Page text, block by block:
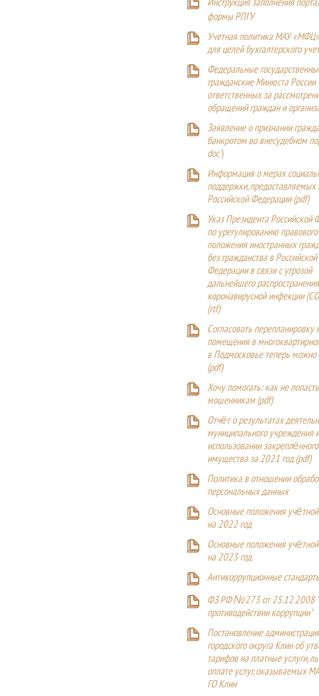
Инструкция заполнения
формы РПГУ
Учетная политика МАУ
для целей бухгалтерского
Федеральные
гражданские Минюста России
ответственных за
обращений граждан и
Заявление о признании
банкротом во внесудебном
doc)
Информация о мерах
поддержки,
Российской Федерации (pdf)
Указ Президента Российской
по урегулированию правового
положения иностранных
без гражданства в Российской
Федерации в связи с угрозой
дальнейшего
коронавирусной инфекции
(rtf)
Согласовать перепланировку
помещения в
в Подмосковье теперь можно
(pdf)
Хочу помогать: как не
мошенникам (pdf)
Отчёт о результатах
муниципального учреждения
использовании
имущества за 2021 год (pdf)
Политика в отношении
персональных данных
Основные положения
на 2022 год
Основные положения
на 2023 год
Антикоррупционные
ФЗ РФ №273 от 25.12.2008
противодействии коррупции"
Постановление
городского округа Клин об
тарифов на платные услуги,
оплате услуг, оказываемых
ГО Клин